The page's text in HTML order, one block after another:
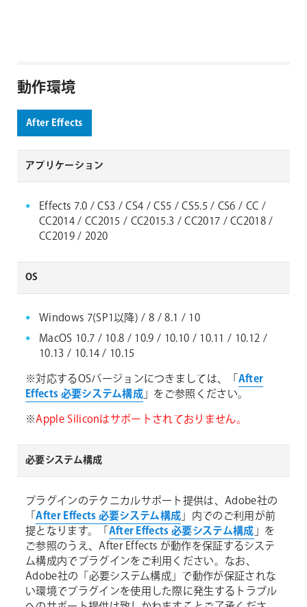
動作環境
After Effects
アプリケーション
Effects 7.0 / CS3 / CS4 / CS5 / CS5.5 / CS6 / CC /
CC2014 / CC2015 / CC2015.3 / CC2017 / CC2018 /
CC2019 / 2020
OS
Windows 7(SP1以降) / 8 / 8.1 / 10
MacOS 10.7 / 10.8 / 10.9 / 10.10 / 10.11 / 10.12 /
10.13 / 10.14 / 10.15
※対応するOSバージョンにつきましては、「 After
Effects 必要システム構成」をご参照ください。
※Apple Siliconはサポートされておりません。
必要システム構成
プラグインのテクニカルサポート提供は、Adobe社の
「After Effects 必要システム構成」内でのご利用が前
提となります。「 After Effects 必要システム構成 」を
ご参照のうえ、After Effects が動作を保証するシステ
ム構成内でプラグインをご利用ください。なお、
Adobe社の「必要システム構成」で動作が保証されな
い環境でプラグインを使用した際に発生するトラブル